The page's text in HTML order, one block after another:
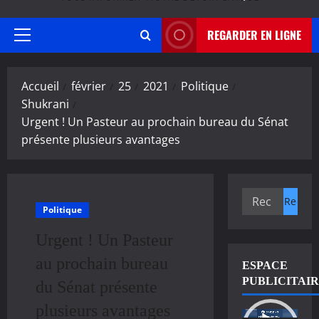
Menu
REGARDER EN LIGNE
Accueil février 25 2021
Politique
Shukrani
Urgent ! Un Pasteur au prochain bureau du Sénat
présente plusieurs avantages
Politique
Urgent ! Un Pasteur
au prochain bureau
du Sénat présente
plusieurs avantages
Rechercher :
ESPACE